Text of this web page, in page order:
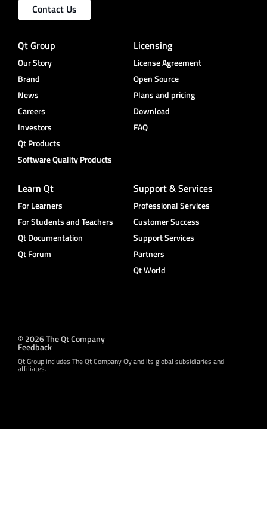
Contact Us
Qt Group
Our Story
Brand
News
Careers
Investors
Qt Products
Software Quality Products
Licensing
License Agreement
Open Source
Plans and pricing
Download
FAQ
Learn Qt
For Learners
For Students and Teachers
Qt Documentation
Qt Forum
Support & Services
Professional Services
Customer Success
Support Services
Partners
Qt World
© 2026 The Qt Company
Feedback
Qt Group includes The Qt Company Oy and its global subsidiaries and
affiliates.